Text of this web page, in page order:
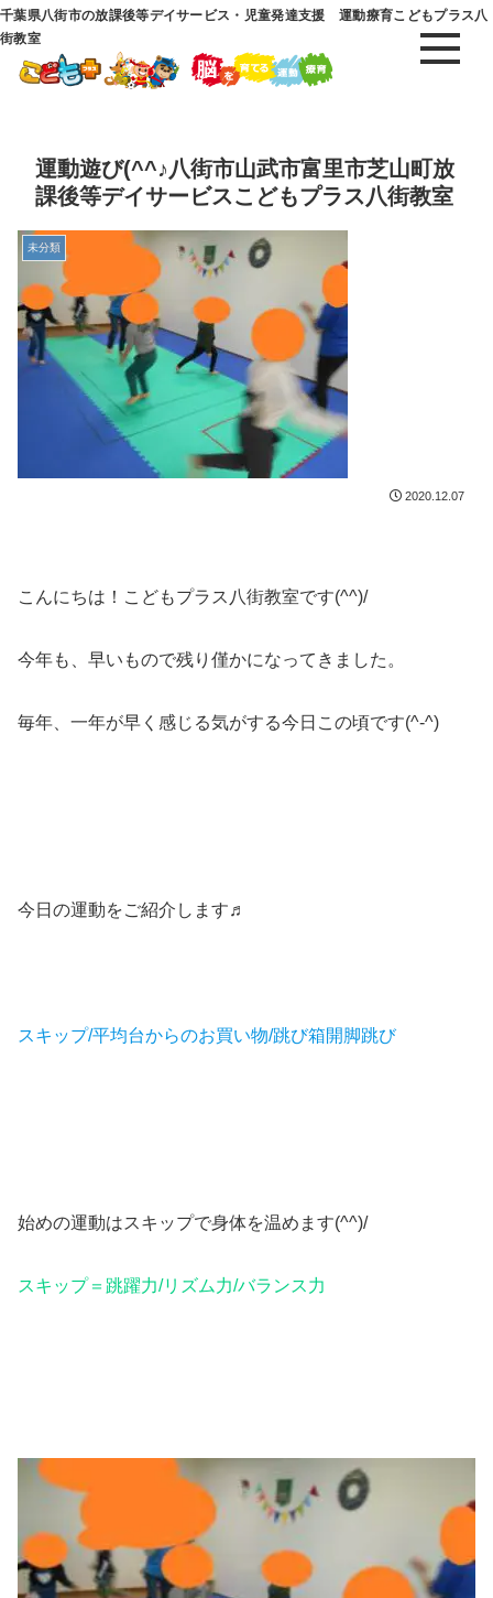
千葉県八街市の放課後等デイサービス・児童発達支援 運動療育こどもプラス八
街教室
運動遊び(^^♪八街市山武市富里市芝山町放
課後等デイサービスこどもプラス八街教室
未分類
2020.12.07
こんにちは！こどもプラス八街教室です(^^)/
今年も、早いもので残り僅かになってきました。
毎年、一年が早く感じる気がする今日この頃です(^-^)
今日の運動をご紹介します♬
スキップ/平均台からのお買い物/跳び箱開脚跳び
始めの運動はスキップで身体を温めます(^^)/
スキップ＝跳躍力/リズム力/バランス力